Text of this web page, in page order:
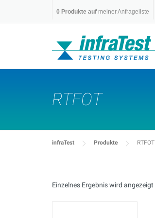
0 Produkte auf meiner Anfrageliste
RTFOT
infraTest Produkte RTFOT
Einzelnes Ergebnis wird angezeigt